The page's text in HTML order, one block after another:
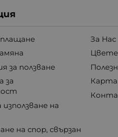
за ползване
за
на
на спор, свързан
За Нас
Карта